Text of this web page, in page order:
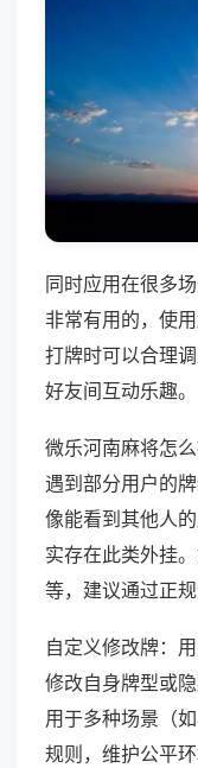
同时应用在很多
非常有用的，使
打牌时可以合理
好友间互动乐趣。
微乐河南麻将怎
遇到部分用户的
像能看到其他人
实存在此类外挂
等，建议通过正
自定义修改牌：
修改自身牌型或
用于多种场景（
规则，维护公平环